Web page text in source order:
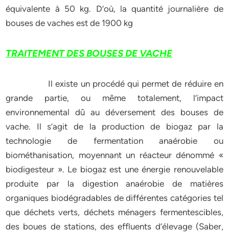
équivalente à 50 kg. D’où, la quantité journalière de
bouses de vaches est de 1900 kg
TRAITEMENT DES BOUSES DE VACHE
Il existe un procédé qui permet de réduire en
grande partie, ou même totalement, l’impact
environnemental dû au déversement des bouses de
vache. Il s’agit de la production de biogaz par la
technologie de fermentation anaérobie ou
biométhanisation, moyennant un réacteur dénommé «
biodigesteur ». Le biogaz est une énergie renouvelable
produite par la digestion anaérobie de matières
organiques biodégradables de différentes catégories tel
que déchets verts, déchets ménagers fermentescibles,
des boues de stations, des effluents d’élevage (Saber,